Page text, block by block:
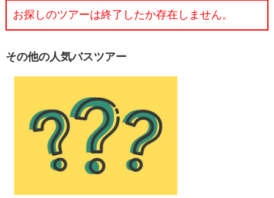
お探しのツアーは終了したか存在しません。
その他の人気バスツアー